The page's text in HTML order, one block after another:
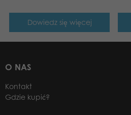
Dowiedz się więcej
O NAS
Kontakt
Gdzie kupić?